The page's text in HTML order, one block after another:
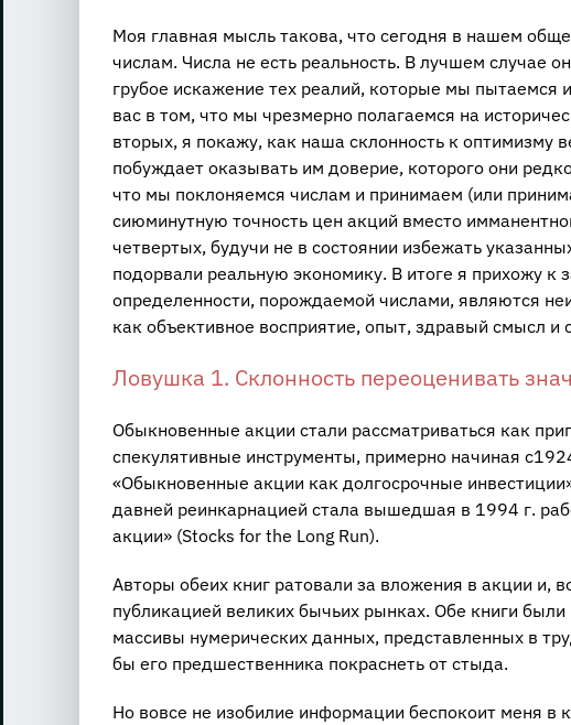
Моя главная мысль такова, что сегодня в нашем
числам. Числа не есть реальность. В лучшем случае
грубое искажение тех реалий, которые мы пытаемся
вас в том, что мы чрезмерно полагаемся на
вторых, я покажу, как наша склонность к оптимизму
побуждает оказывать им доверие, которого они
что мы поклоняемся числам и принимаем (или
сиюминутную точность цен акций вместо
четвертых, будучи не в состоянии избежать
подорвали реальную экономику. В итоге я прихожу
определенности, порождаемой числами, являются
как объективное восприятие, опыт, здравый смысл и
Ловушка 1. Склонность переоценивать
Обыкновенные акции стали рассматриваться как
спекулятивные инструменты, примерно начиная
«Обыкновенные акции как долгосрочные
давней реинкарнацией стала вышедшая в 1994 г.
акции» (Stocks for the Long Run).
Авторы обеих книг ратовали за вложения в акции и,
публикацией великих бычьих рынках. Обе книги
массивы нумерических данных, представленных в
бы его предшественника покраснеть от стыда.
Но вовсе не изобилие информации беспокоит меня в